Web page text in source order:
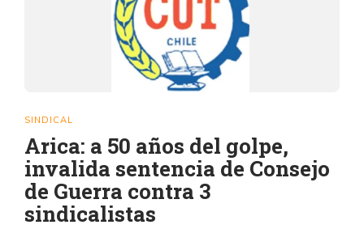
SINDICAL
Arica: a 50 años del golpe,
invalida sentencia de Consejo
de Guerra contra 3
sindicalistas